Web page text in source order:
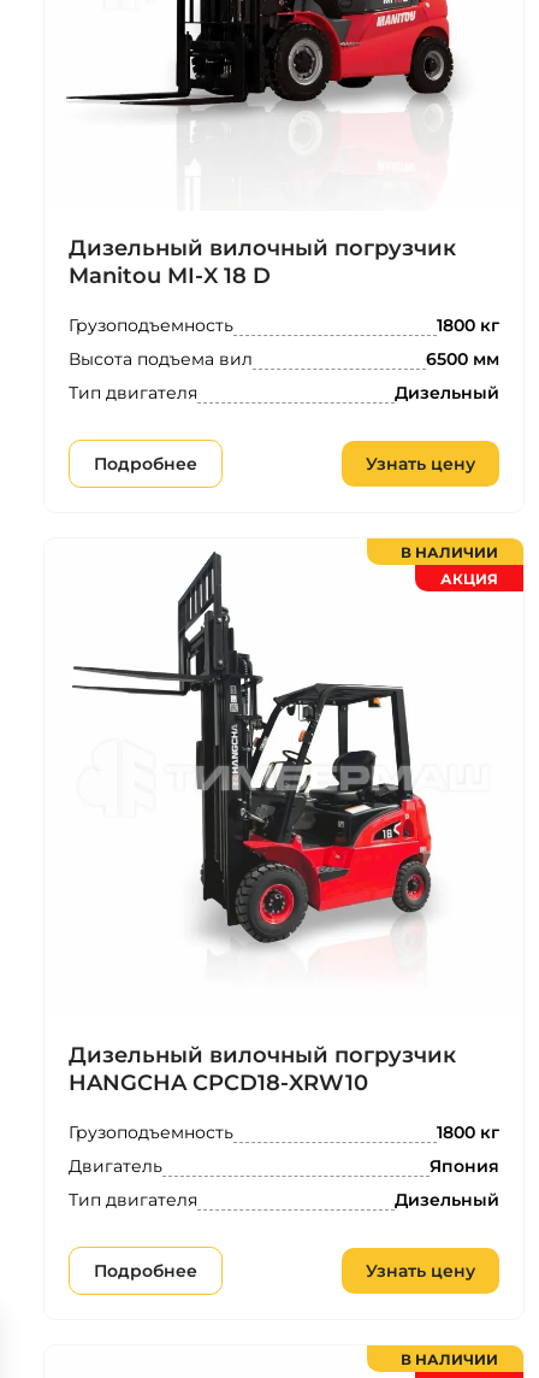
Дизельный вилочный погрузчик
Manitou MI‑X 18 D
Грузоподъемность 1800 кг
Высота подъема вил 6500 мм
Тип двигателя Дизельный
Подробнее Узнать цену
В НАЛИЧИИ
АКЦИЯ
Дизельный вилочный погрузчик
HANGCHA CPCD18-XRW10
Грузоподъемность 1800 кг
Двигатель Япония
Тип двигателя Дизельный
Подробнее Узнать цену
В НАЛИЧИИ